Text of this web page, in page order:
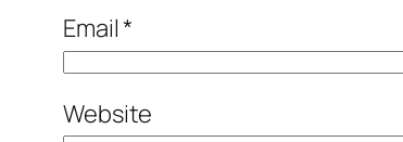
Email*
Website